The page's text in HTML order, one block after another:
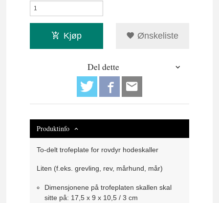
Kjøp Ønskeliste
Del dette
Produktinfo
To-delt trofeplate for rovdyr hodeskaller
Liten (f.eks. grevling, rev, mårhund, mår)
Dimensjonene på trofeplaten skallen skal
sitte på: 17,5 x 9 x 10,5 / 3 cm